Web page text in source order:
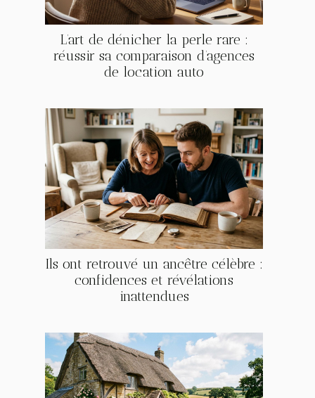
L’art de dénicher la perle rare :
réussir sa comparaison d’agences
de location auto
Ils ont retrouvé un ancêtre célèbre :
confidences et révélations
inattendues